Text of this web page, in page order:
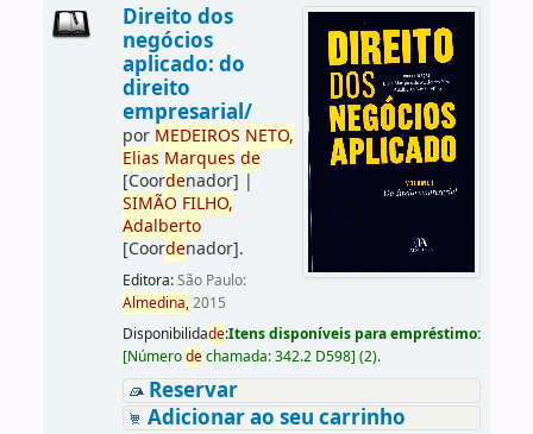
Direito dos
negócios
aplicado: do
direito
empresarial/
por MEDEIROS NETO,
Elias Marques de
[Coordenador] |
SIMÃO FILHO,
Adalberto
[Coordenador].
Editora:São Paulo:
Almedina,2015
Disponibilidade:Itens disponíveis para empréstimo:
[Númerodechamada:342.2 D598] (2).
Reservar
Adicionar ao seu carrinho